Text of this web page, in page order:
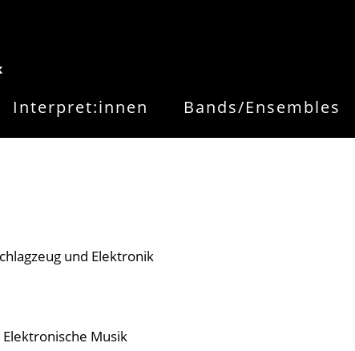
Interpret:innen Bands/Ensembles
und Elektronik
Elektronische Musik